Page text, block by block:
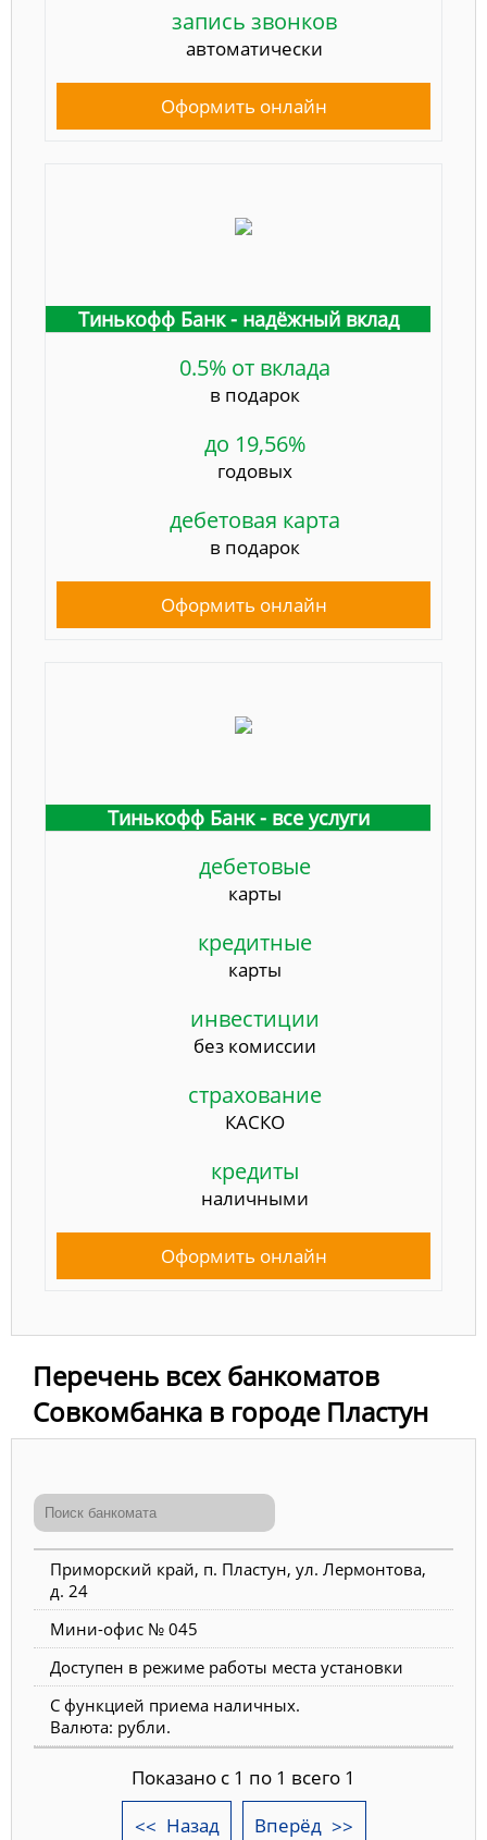
запись звонков
автоматически
Оформить онлайн
Тинькофф Банк - надёжный вклад
0.5% от вклада
в подарок
до 19,56%
годовых
дебетовая карта
в подарок
Оформить онлайн
Тинькофф Банк - все услуги
дебетовые
карты
кредитные
карты
инвестиции
без комиссии
страхование
КАСКО
кредиты
наличными
Оформить онлайн
Перечень всех банкоматов
Совкомбанка в городе Пластун
Приморский край, п. Пластун, ул. Лермонтова,
д. 24
Мини-офис № 045
Доступен в режиме работы места установки
С функцией приема наличных.
Валюта: рубли.
Показано с 1 по 1 всего 1
Назад
Вперёд